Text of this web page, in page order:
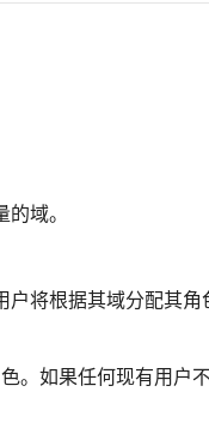
域。
户将根据其域分配其
。如果任何现有用户